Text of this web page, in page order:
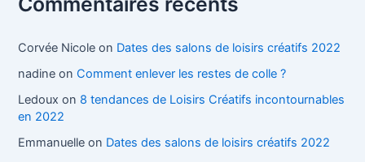
Corvée Nicole on Dates des salons de loisirs créatifs 2022
nadine on Comment enlever les restes de colle ?
Ledoux on 8 tendances de Loisirs Créatifs incontournables
en 2022
Emmanuelle on Dates des salons de loisirs créatifs 2022